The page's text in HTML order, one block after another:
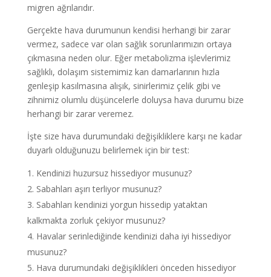
migren ağrılarıdır.
Gerçekte hava durumunun kendisi herhangi bir zarar
vermez, sadece var olan sağlık sorunlarımızın ortaya
çıkmasına neden olur. Eğer metabolizma işlevlerimiz
sağlıklı, dolaşım sistemimiz kan damarlarının hızla
genleşip kasılmasına alışık, sinirlerimiz çelik gibi ve
zihnimiz olumlu düşüncelerle doluysa hava durumu bize
herhangi bir zarar veremez.
İşte size hava durumundaki değişikliklere karşı ne kadar
duyarlı olduğunuzu belirlemek için bir test:
Kendinizi huzursuz hissediyor musunuz?
Sabahları aşırı terliyor musunuz?
Sabahları kendinizi yorgun hissedip yataktan
kalkmakta zorluk çekiyor musunuz?
Havalar serinlediğinde kendinizi daha iyi hissediyor
musunuz?
Hava durumundaki değişiklikleri önceden hissediyor